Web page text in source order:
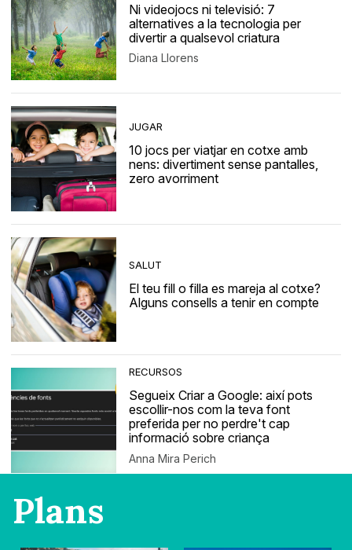
Ni videojocs ni televisió: 7
alternatives a la tecnologia per
divertir a qualsevol criatura
Diana Llorens
JUGAR
10 jocs per viatjar en cotxe amb
nens: divertiment sense pantalles,
zero avorriment
SALUT
El teu fill o filla es mareja al cotxe?
Alguns consells a tenir en compte
RECURSOS
Segueix Criar a Google: així pots
escollir-nos com la teva font
preferida per no perdre't cap
informació sobre criança
Anna Mira Perich
Plans